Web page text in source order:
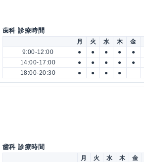
歯科 診療時間
月 火 水 木 金
9:00-12:00
● ● ● ● ●
14:00-17:00
● ● ● ●
●
18:00-20:30
● ● ● ●
歯科 診療時間
月 火 水 木 金